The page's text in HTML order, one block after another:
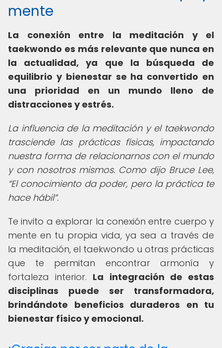
mente
La conexión entre la meditación y el
taekwondo es más relevante que nunca en
la actualidad, ya que la búsqueda de
equilibrio y bienestar se ha convertido en
una prioridad en un mundo lleno de
distracciones y estrés.
La influencia de la meditación y el taekwondo
trasciende las prácticas físicas, impactando
nuestra forma de relacionarnos con el mundo
y con nosotros mismos. Como dijo Bruce Lee,
El conocimiento da poder, pero la práctica te
hace hábil .
Te invito a explorar la conexión entre cuerpo y
mente en tu propia vida, ya sea a través de
la meditación, el taekwondo u otras prácticas
que te permitan encontrar armonía y
fortaleza interior. La integración de estas
disciplinas puede ser transformadora,
brindándote beneficios duraderos en tu
bienestar físico y emocional.